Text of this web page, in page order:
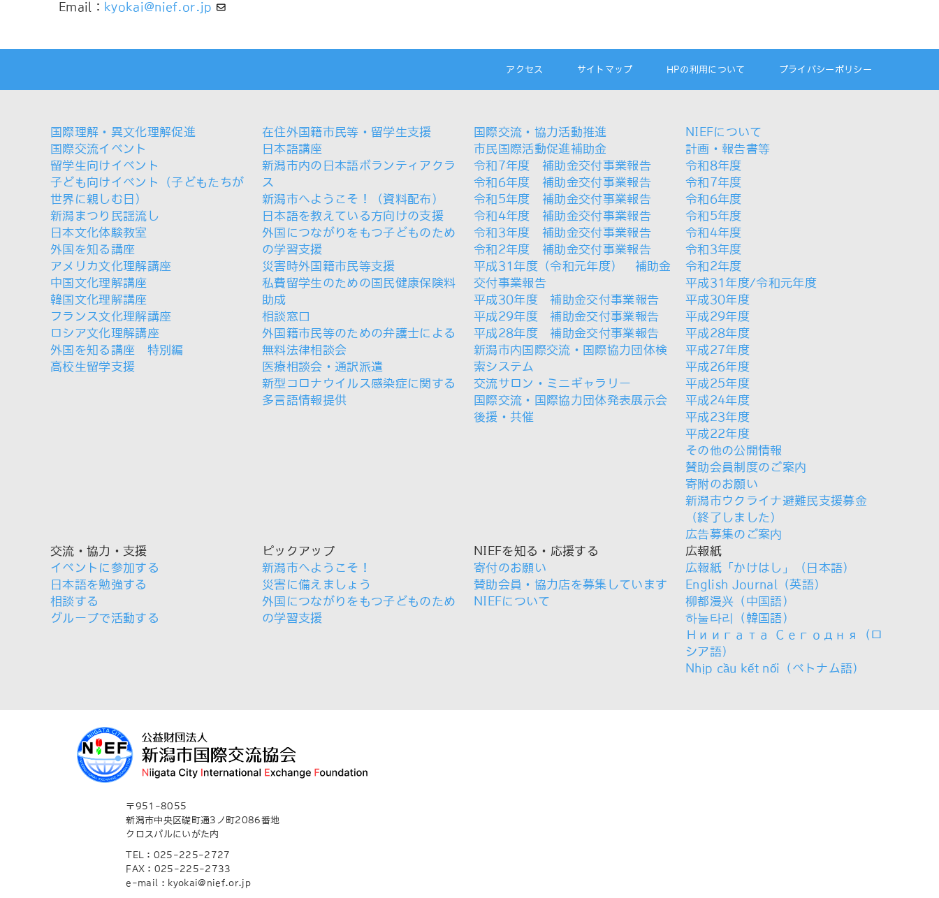
Email：
kyokai@nief.or.jp
アクセス サイトマップ HPの利用について プライバシーポリシー
国際理解・異文化理解促進
国際交流イベント
留学生向けイベント
子ども向けイベント（子どもたちが
世界に親しむ日）
新潟まつり民謡流し
日本文化体験教室
外国を知る講座
アメリカ文化理解講座
中国文化理解講座
韓国文化理解講座
フランス文化理解講座
ロシア文化理解講座
外国を知る講座 特別編
高校生留学支援
在住外国籍市民等・留学生支援
日本語講座
新潟市内の日本語ボランティアクラ
ス
新潟市へようこそ！（資料配布）
日本語を教えている方向けの支援
外国につながりをもつ子どものため
の学習支援
災害時外国籍市民等支援
私費留学生のための国民健康保険料
助成
相談窓口
外国籍市民等のための弁護士による
無料法律相談会
医療相談会・通訳派遣
新型コロナウイルス感染症に関する
多言語情報提供
国際交流・協力活動推進
市民国際活動促進補助金
令和7年度 補助金交付事業報告
令和6年度 補助金交付事業報告
令和5年度 補助金交付事業報告
令和4年度 補助金交付事業報告
令和3年度 補助金交付事業報告
令和2年度 補助金交付事業報告
平成31年度（令和元年度） 補助金
交付事業報告
平成30年度 補助金交付事業報告
平成29年度 補助金交付事業報告
平成28年度 補助金交付事業報告
新潟市内国際交流・国際協力団体検
索システム
交流サロン・ミニギャラリー
国際交流・国際協力団体発表展示会
後援・共催
NIEFについて
計画・報告書等
令和8年度
令和7年度
令和6年度
令和5年度
令和4年度
令和3年度
令和2年度
平成31年度/令和元年度
平成30年度
平成29年度
平成28年度
平成27年度
平成26年度
平成25年度
平成24年度
平成23年度
平成22年度
その他の公開情報
賛助会員制度のご案内
寄附のお願い
新潟市ウクライナ避難民支援募金
（終了しました）
広告募集のご案内
交流・協力・支援
イベントに参加する
日本語を勉強する
相談する
グループで活動する
ピックアップ
新潟市へようこそ！
災害に備えましょう
外国につながりをもつ子どものため
の学習支援
NIEFを知る・応援する
寄付のお願い
賛助会員・協力店を募集しています
NIEFについて
広報紙
広報紙「かけはし」（日本語）
English Journal（英語）
柳都漫兴（中国語）
하눌타리（韓国語）
Ниигата Сегодня（ロ
シア語）
Nhịp cầu kết nối（ベトナム語）
〒951-8055
新潟市中央区礎町通3ノ町2086番地
クロスパルにいがた内
TEL：025-225-2727
FAX：025-225-2733
e-mail : kyokai@nief.or.jp